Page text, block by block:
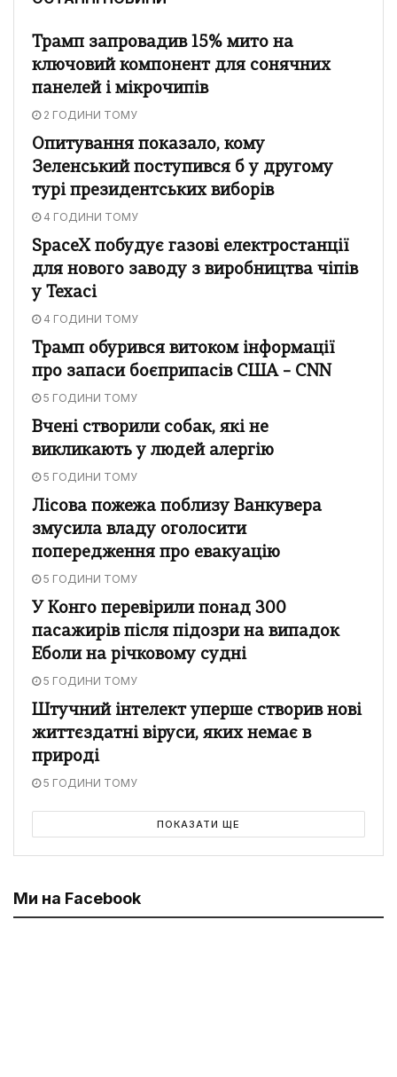
Трамп запровадив 15% мито на
ключовий компонент для сонячних
панелей і мікрочипів
2 ГОДИНИ ТОМУ
Опитування показало, кому
Зеленський поступився б у другому
турі президентських виборів
4 ГОДИНИ ТОМУ
SpaceX побудує газові електростанції
для нового заводу з виробництва чіпів
у Техасі
4 ГОДИНИ ТОМУ
Трамп обурився витоком інформації
про запаси боєприпасів США – CNN
5 ГОДИНИ ТОМУ
Вчені створили собак, які не
викликають у людей алергію
5 ГОДИНИ ТОМУ
Лісова пожежа поблизу Ванкувера
змусила владу оголосити
попередження про евакуацію
5 ГОДИНИ ТОМУ
У Конго перевірили понад 300
пасажирів після підозри на випадок
Еболи на річковому судні
5 ГОДИНИ ТОМУ
Штучний інтелект уперше створив нові
життєздатні віруси, яких немає в
природі
5 ГОДИНИ ТОМУ
ПОКАЗАТИ ЩЕ
Ми на Facebook